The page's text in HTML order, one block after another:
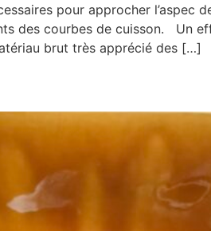
pour approcher l’aspec
des courbes de cuisson. Un
brut très apprécié des […]